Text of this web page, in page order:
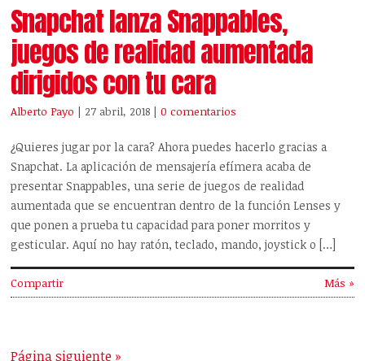
Snapchat lanza Snappables,
juegos de realidad aumentada
dirigidos con tu cara
Alberto Payo | 27 abril, 2018 |0 comentarios
¿Quieres jugar por la cara? Ahora puedes hacerlo gracias a
Snapchat. La aplicación de mensajería efímera acaba de
presentar Snappables, una serie de juegos de realidad
aumentada que se encuentran dentro de la función Lenses y
que ponen a prueba tu capacidad para poner morritos y
gesticular. Aquí no hay ratón, teclado, mando, joystick o […]
Compartir Más »
Página siguiente »